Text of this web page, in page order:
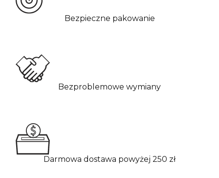
Bezpieczne pakowanie
Bezproblemowe wymiany
Darmowa dostawa powyżej 250 zł